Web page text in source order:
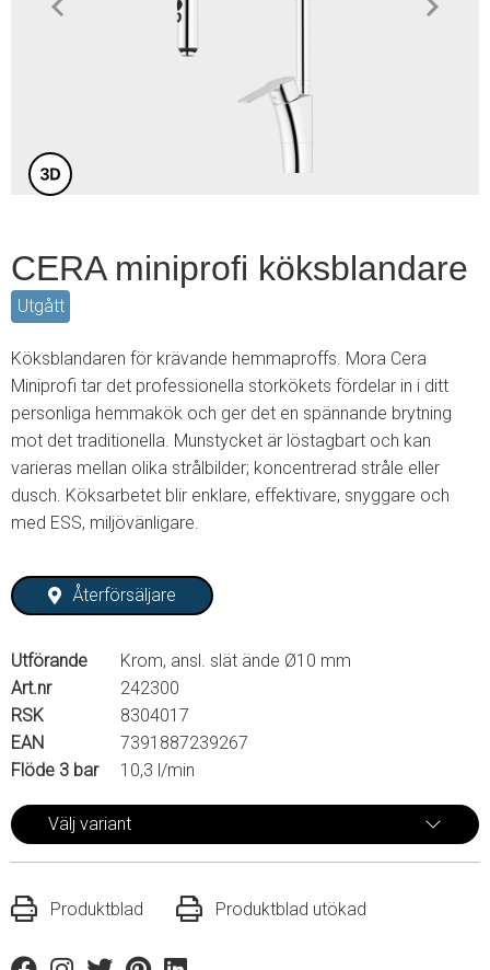
CERA miniprofi köksblandare
Utgått
Köksblandaren för krävande hemmaproffs. Mora Cera
Miniprofi tar det professionella storkökets fördelar in i ditt
personliga hemmakök och ger det en spännande brytning
mot det traditionella. Munstycket är löstagbart och kan
varieras mellan olika strålbilder; koncentrerad stråle eller
dusch. Köksarbetet blir enklare, effektivare, snyggare och
med ESS, miljövänligare.
Återförsäljare
Utförande
Krom, ansl. slät ände Ø10 mm
Art.nr
242300
RSK
8304017
EAN
7391887239267
Flöde 3 bar
10,3 l/min
Välj variant
Produktblad Produktblad utökad